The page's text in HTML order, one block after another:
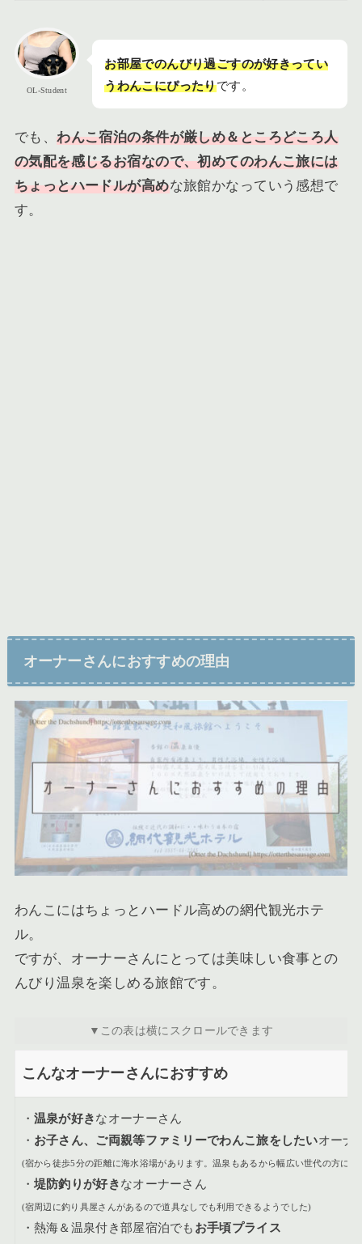
OL-Student
お部屋でのんびり過ごすのが好きってい
うわんこにぴったりです。
でも、わんこ宿泊の条件が厳しめ＆ ところどころ人
の気配を感じるお宿なので、初めてのわんこ旅には
ちょっとハードルが高めな旅館かなっていう感想で
す。
オーナーさんにおすすめの理由
わんこにはちょっとハードル高めの網代観光ホテ
ル。
ですが、オーナーさんにとっては美味しい食事との
んびり温泉を楽しめる旅館です。
こんなオーナーさんにおすすめ
・ 温泉が好きなオーナーさん
・ お子さん、ご両親等ファミリーでわんこ旅をしたいオーナ
(宿から徒歩5分の距離に海水浴場があります。温泉もあるから幅広い世代の方にぴ
・ 堤防釣りが好きなオーナーさん
(宿周辺に釣り具屋さんがあるので道具なしでも利用できるようでした)
・熱海＆温泉付き部屋宿泊でも お手頃プライス